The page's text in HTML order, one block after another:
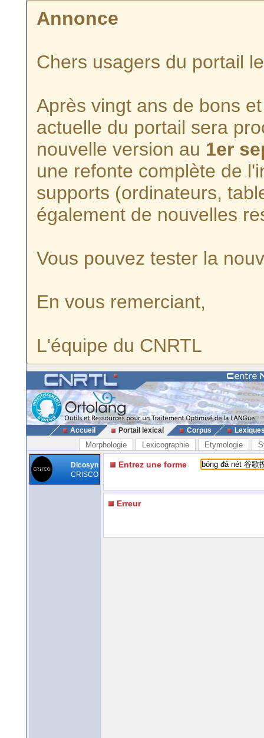
Annonce
Chers usagers du portail
Après vingt ans de bons
actuelle du portail sera
nouvelle version au 1er
une refonte complète de
supports (ordinateurs,
également de nouvelles
Vous pouvez tester la
En vous remerciant,
L'équipe du CNRTL
Accueil Portail lexical Corpus
Morphologie Lexicographie Etymologie
Dicosyn
CRISCO
Entrez une forme
Erreur